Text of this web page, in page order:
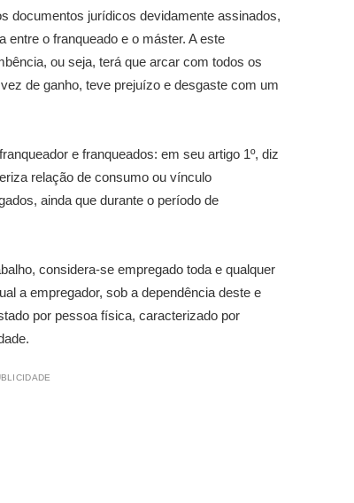
documentos jurídicos devidamente assinados,
o franqueado e o máster. A este
ou seja, terá que arcar com todos os
de ganho, teve prejuízo e desgaste com um
e franqueados: em seu artigo 1º, diz
relação de consumo ou vínculo
ainda que durante o período de
considera-se empregado toda e qualquer
a empregador, sob a dependência deste e
por pessoa física, caracterizado por